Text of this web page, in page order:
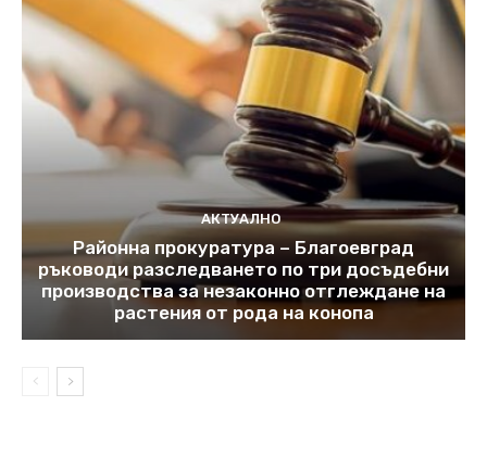
АКТУАЛНО
Районна прокуратура – Благоевград
ръководи разследването по три досъдебни
производства за незаконно отглеждане на
растения от рода на конопа